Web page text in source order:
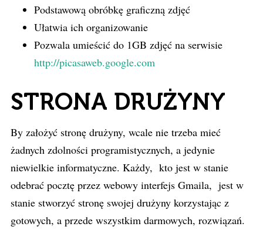
Podstawową obróbkę graficzną zdjęć
Ułatwia ich organizowanie
Pozwala umieścić do 1GB zdjęć na serwisie
http://picasaweb.google.com
STRONA DRUŻYNY
By założyć stronę drużyny, wcale nie trzeba mieć
żadnych zdolności programistycznych, a jedynie
niewielkie informatyczne. Każdy, kto jest w stanie
odebrać pocztę przez webowy interfejs Gmaila, jest w
stanie stworzyć stronę swojej drużyny korzystając z
gotowych, a przede wszystkim darmowych, rozwiązań.